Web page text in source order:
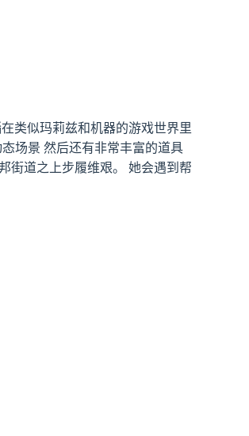
类似玛莉兹和机器的游戏世界里
场景 然后还有非常丰富的道具
街道之上步履维艰。 她会遇到帮